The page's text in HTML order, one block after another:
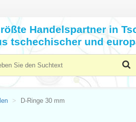
Handelspartner in
tschechischer und
D-Ringe 30 mm